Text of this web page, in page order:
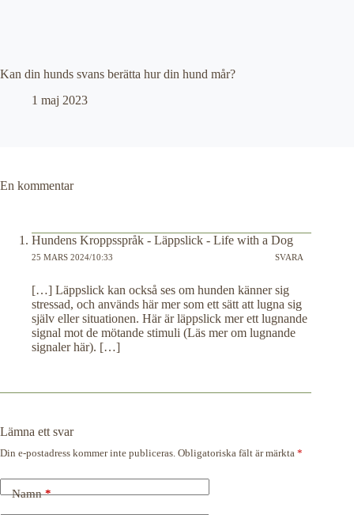
Kan din hunds svans berätta hur din hund mår?
1 maj 2023
En kommentar
Hundens Kroppsspråk - Läppslick - Life with a Dog
25 MARS 2024/10:33 SVARA
[…] Läppslick kan också ses om hunden känner sig
stressad, och används här mer som ett sätt att lugna sig
själv eller situationen. Här är läppslick mer ett lugnande
signal mot de mötande stimuli (Läs mer om lugnande
signaler här). […]
Lämna ett svar
Din e-postadress kommer inte publiceras. Obligatoriska fält är märkta *
Namn*